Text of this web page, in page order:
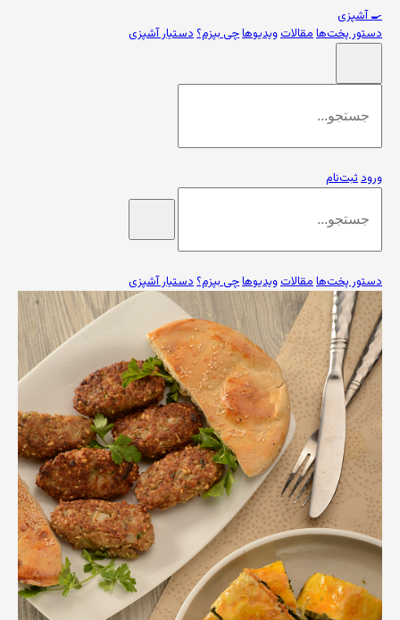
🍳آشپزی
دستور پخت‌هامقالاتویدیوهاچی بپزم؟دستیار آشپزی
ورودثبت‌نام
دستور پخت‌هامقالاتویدیوهاچی بپزم؟دستیار آشپزی